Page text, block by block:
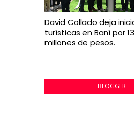
David Collado deja
turísticas en Baní por
millones de pesos.
BLOGGER